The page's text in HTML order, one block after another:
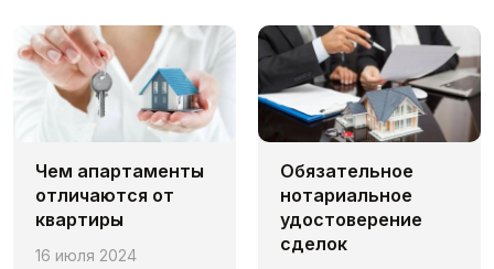
Чем апaртаменты
отличаются от
квартиры
16 июля 2024
Обязательное
нотариальное
удостоверение
сделок